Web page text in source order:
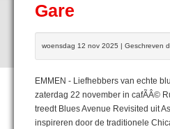
Gare
woensdag 12 nov 2025 | Geschreven
EMMEN - Liefhebbers van echte
zaterdag 22 november in cafÃÂ©
treedt Blues Avenue Revisited uit
inspireren door de traditionele